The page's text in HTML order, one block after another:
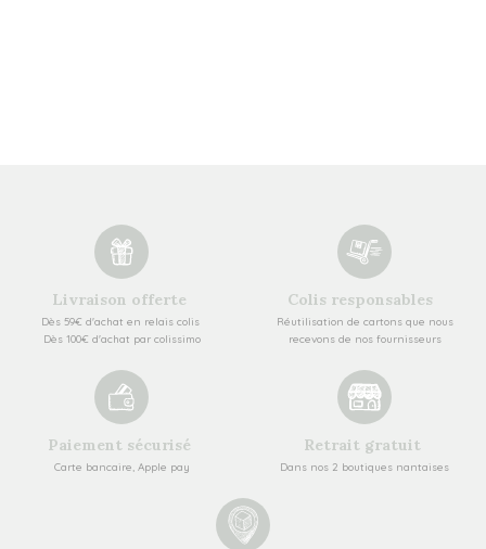
Livraison offerte
Dès 59€ d'achat en relais colis
Dès 100€ d'achat par colissimo
Colis responsables
Réutilisation de cartons que nous
recevons de nos fournisseurs
Paiement sécurisé
Carte bancaire, Apple pay
Retrait gratuit
Dans nos 2 boutiques nantaises